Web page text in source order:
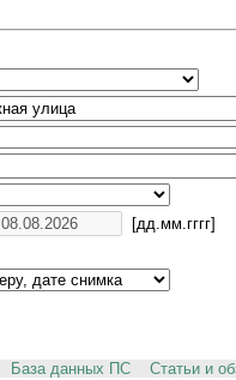
[дд.мм.гггг]
База данных ПС Статьи и